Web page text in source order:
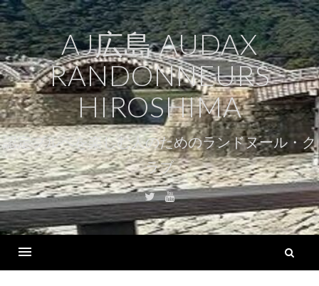
コ
ン
テ
ン
ツ
へ
ス
キ
ッ
プ
AJ広島 AUDAX
RANDONNEURS
HIROSHIMA
認定ブルベを楽しむ人のためのランドヌール・ク
ラブ
TwitterYoutube